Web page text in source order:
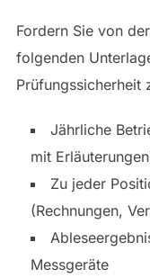
Fordern Sie von
folgenden
Prüfungssicherheit
Jährliche
mit
Zu jeder
(Rechnungen,
Messgeräte